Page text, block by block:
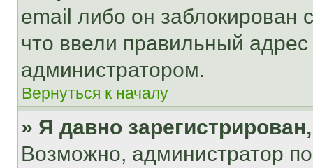
email либо он
что ввели правильный адрес
администратором.
Вернуться к началу
» Я давно
Возможно, администратор